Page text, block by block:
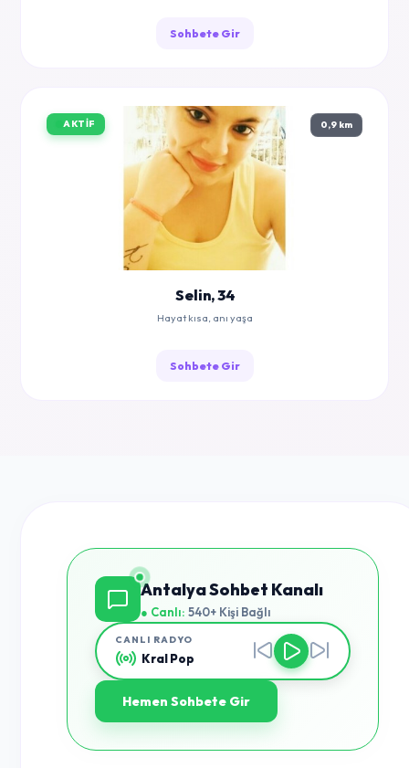
Sohbete Gir
AKTIF 0,9 km
Selin, 34
Hayat kısa, anı yaşa
Sohbete Gir
Antalya Sohbet Kanalı
● Canlı: 540+ Kişi Bağlı
CANLI RADYO
Kral Pop
Hemen Sohbete Gir